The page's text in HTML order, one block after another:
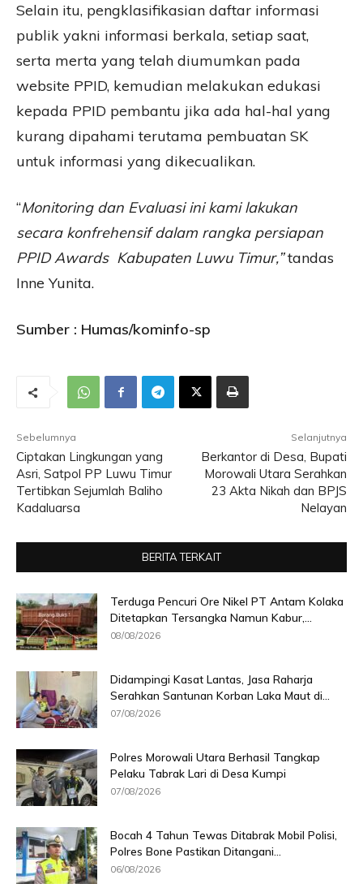
Selain itu, pengklasifikasian daftar informasi
publik yakni informasi berkala, setiap saat,
serta merta yang telah diumumkan pada
website PPID, kemudian melakukan edukasi
kepada PPID pembantu jika ada hal-hal yang
kurang dipahami terutama pembuatan SK
untuk informasi yang dikecualikan.
“Monitoring dan Evaluasi ini kami lakukan
secara konfrehensif dalam rangka persiapan
PPID Awards Kabupaten Luwu Timur,”tandas
Inne Yunita.
Sumber : Humas/kominfo-sp
Sebelumnya
Ciptakan Lingkungan yang
Asri, Satpol PP Luwu Timur
Tertibkan Sejumlah Baliho
Kadaluarsa
Selanjutnya
Berkantor di Desa, Bupati
Morowali Utara Serahkan
23 Akta Nikah dan BPJS
Nelayan
BERITA TERKAIT
Terduga Pencuri Ore Nikel PT Antam Kolaka
Ditetapkan Tersangka Namun Kabur,...
08/08/2026
Didampingi Kasat Lantas, Jasa Raharja
Serahkan Santunan Korban Laka Maut di...
07/08/2026
Polres Morowali Utara Berhasil Tangkap
Pelaku Tabrak Lari di Desa Kumpi
07/08/2026
Bocah 4 Tahun Tewas Ditabrak Mobil Polisi,
Polres Bone Pastikan Ditangani...
06/08/2026